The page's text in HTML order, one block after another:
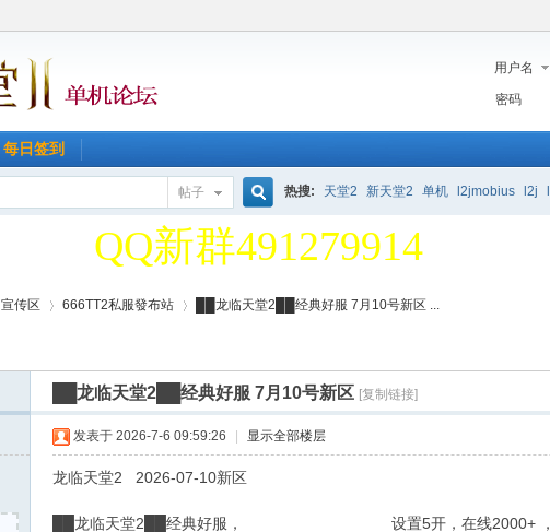
用户名
密码
每日签到
帖子 热搜: 天堂2 新天堂2 单机 l2jmobius l2j
天堂2单机论坛 欢迎大
QQ新群491279914
天堂2单机论坛 欢迎大家
宣传区 666TT2私服發布站 ██龙临天堂2██经典好服 7月10号新区 ...
██龙临天堂2██经典好服 7月10号新区 [复制链接]
发表于 2026-7-6 09:59:26 显示全部楼层
龙临天堂2 2026-07-10新区
██龙临天堂2██经典好服， 设置5开，在线2000+ ，不